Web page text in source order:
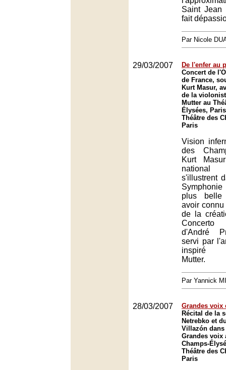
Saint
fait
Par Nicole
29/03/2007
De l'enfer au
Concert de
de France,
Kurt Masur,
de la
Mutter au
Élysées,
Théâtre des
Paris
Vision
des
Kurt
s'illustrent
plus belle
avoir connu
de la
d'André
servi par
inspiré
Mutter.
Par Yannick
28/03/2007
Grandes voix
Récital de la
Netrebko et
Villazón dans
Grandes voix
Champs-
Théâtre des
Paris